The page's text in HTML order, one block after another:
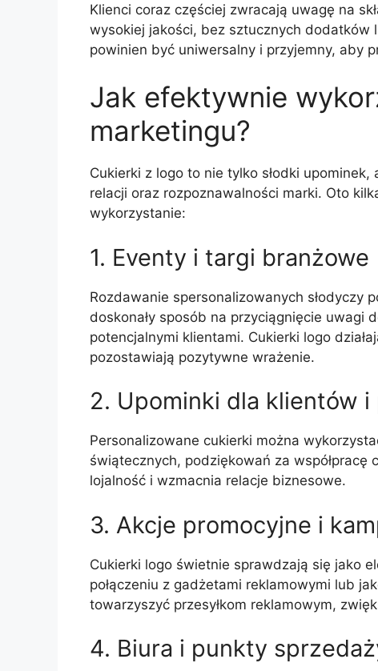
Klienci coraz częściej zwracają uwagę na
wysokiej jakości, bez sztucznych dodatków
powinien być uniwersalny i przyjemny, aby
Jak efektywnie
marketingu?
Cukierki z logo to nie tylko słodki
relacji oraz rozpoznawalności marki. Oto
wykorzystanie:
1. Eventy i targi branżowe
Rozdawanie spersonalizowanych słodyczy
doskonały sposób na przyciągnięcie uwagi
potencjalnymi klientami. Cukierki logo
pozostawiają pozytywne wrażenie.
2. Upominki dla klientów
Personalizowane cukierki można
świątecznych, podziękowań za
lojalność i wzmacnia relacje biznesowe.
3. Akcje promocyjne i
Cukierki logo świetnie sprawdzają się jako
połączeniu z gadżetami reklamowymi lub
towarzyszyć przesyłkom reklamowym,
4. Biura i punkty